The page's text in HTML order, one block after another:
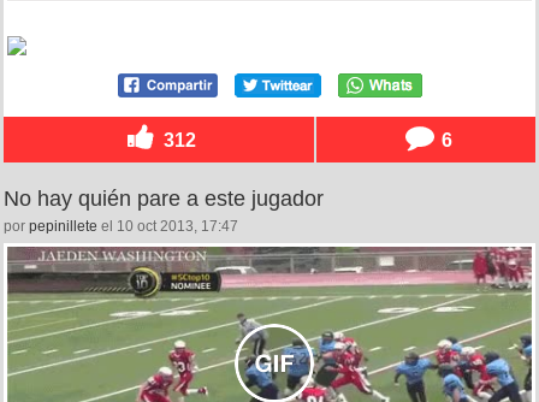
312 6
No hay quién pare a este jugador
por pepinillete el 10 oct 2013, 17:47